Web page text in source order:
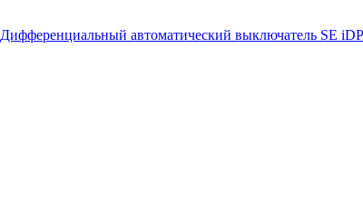
Дифференциальный автоматический выключатель SE